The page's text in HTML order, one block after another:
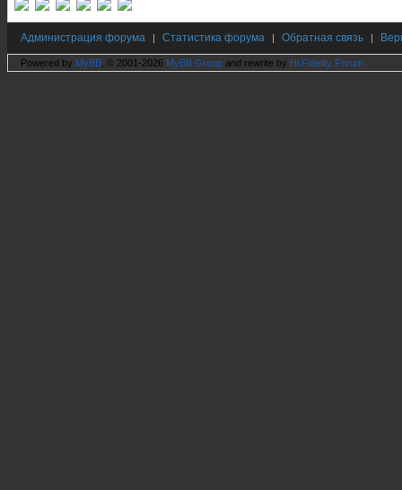
Администрация форума | Статистика форума | Обратная связь |
Powered by MyBB , © 2001-2026 MyBB Group and rewrite by Hi Fidelity Forum